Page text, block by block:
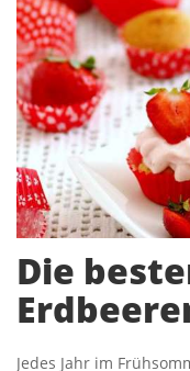
Die
Jedes Jahr im